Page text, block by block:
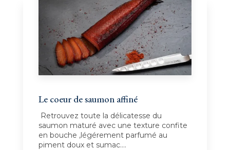
Le coeur de saumon affiné
Retrouvez toute la délicatesse du
saumon maturé avec une texture confite
en bouche ,légérement parfumé au
piment doux et sumac....